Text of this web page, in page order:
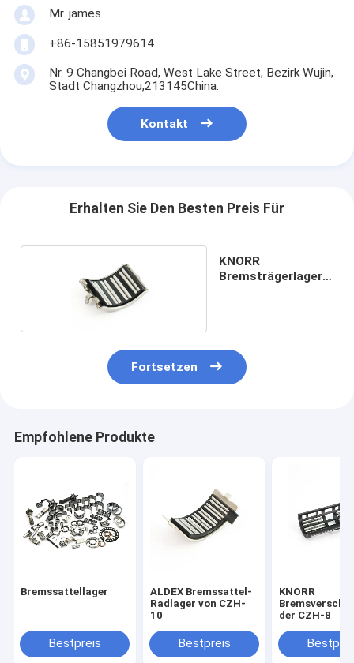
Mr. james
+86-15851979614
Nr. 9 Changbei Road, West Lake Street, Bezirk Wujin,
Stadt Changzhou,213145China.
Kontakt
Erhalten Sie Den Besten Preis Für
KNORR
Bremsträgerlager
Fortsetzen
Empfohlene Produkte
Bremssattellager
Bestpreis
ALDEX Bremssattel-
Radlager von CZH-
10
Bestpreis
KNORR
der CZH-8